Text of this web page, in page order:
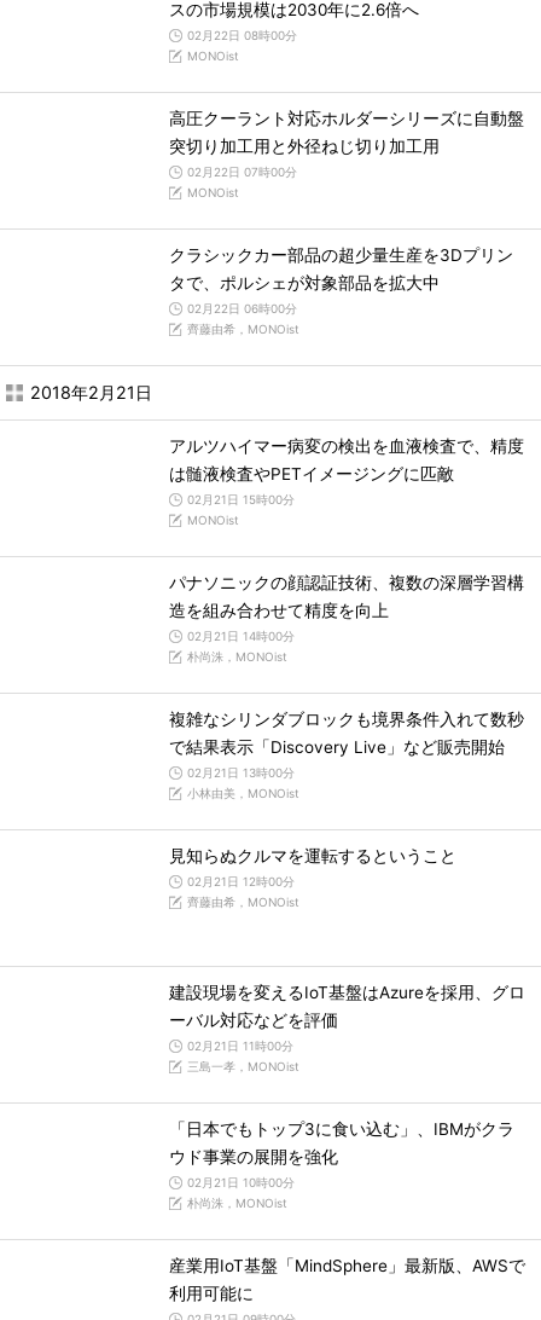
スの市場規模は2030年に2.6倍へ
02月22日 08時00分
MONOist
高圧クーラント対応ホルダーシリーズに自動盤
突切り加工用と外径ねじ切り加工用
02月22日 07時00分
MONOist
クラシックカー部品の超少量生産を3Dプリン
タで、ポルシェが対象部品を拡大中
02月22日 06時00分
齊藤由希，MONOist
2018年2月21日
アルツハイマー病変の検出を血液検査で、精度
は髄液検査やPETイメージングに匹敵
02月21日 15時00分
MONOist
パナソニックの顔認証技術、複数の深層学習構
造を組み合わせて精度を向上
02月21日 14時00分
朴尚洙，MONOist
複雑なシリンダブロックも境界条件入れて数秒
で結果表示「Discovery Live」など販売開始
02月21日 13時00分
小林由美，MONOist
見知らぬクルマを運転するということ
02月21日 12時00分
齊藤由希，MONOist
建設現場を変えるIoT基盤はAzureを採用、グロ
ーバル対応などを評価
02月21日 11時00分
三島一孝，MONOist
「日本でもトップ3に食い込む」、IBMがクラ
ウド事業の展開を強化
02月21日 10時00分
朴尚洙，MONOist
産業用IoT基盤「MindSphere」最新版、AWSで
利用可能に